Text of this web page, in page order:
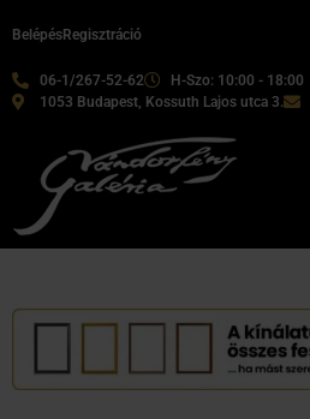
06-1/267-52-62
H-Szo: 10:00 - 18:00
1053 Budapest, Kossuth Lajos utca 3.
BelépésRegisztráció